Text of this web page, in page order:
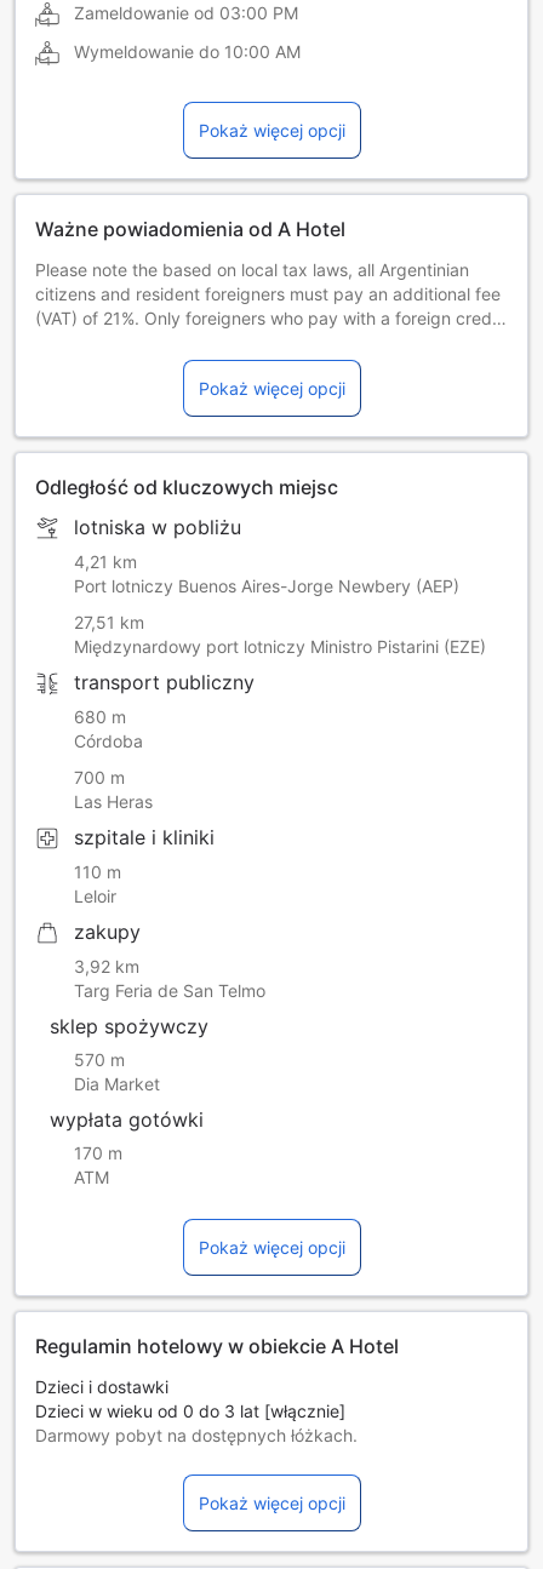
Zameldowanie od 03:00 PM
Wymeldowanie do 10:00 AM
Pokaż więcej opcji
Ważne powiadomienia od A Hotel
Please note the based on local tax laws, all Argentinian
citizens and resident foreigners must pay an additional fee
(VAT) of 21%. Only foreigners who pay with a foreign credit
21% additional fee (VAT) in accommodation and breakfast
when presenting a foreign passport or a foreign ID along
with a supporting document handed by the national
migrations authority, if applicable.
Pokaż więcej opcji
Odległość od kluczowych miejsc
lotniska w pobliżu
4,21 km
Port lotniczy Buenos Aires-Jorge Newbery (AEP)
27,51 km
Międzynardowy port lotniczy Ministro Pistarini (EZE)
transport publiczny
680 m
Córdoba
700 m
Las Heras
szpitale i kliniki
110 m
Leloir
zakupy
3,92 km
Targ Feria de San Telmo
sklep spożywczy
570 m
Dia Market
wypłata gotówki
170 m
ATM
Pokaż więcej opcji
Regulamin hotelowy w obiekcie A Hotel
Dzieci i dostawki
Dzieci w wieku od 0 do 3 lat [włącznie]
Darmowy pobyt na dostępnych łóżkach.
wybranego pokoju, prosimy o zapoznanie się ze
szczegółowymi informacjami o pokoju.
Przy rezerwacji ponad 5 pokojów mogą mieć zastosowanie
różne regulaminy i dodatkowe opłaty.
Pokaż więcej opcji